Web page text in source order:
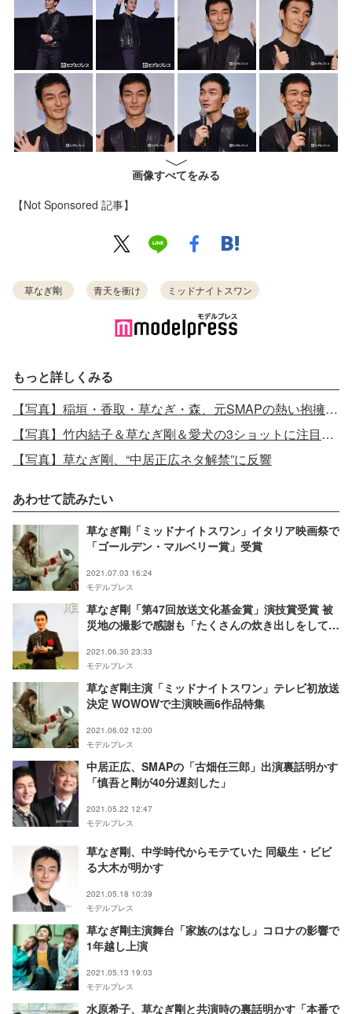
画像すべてをみる
【Not Sponsored 記事】
草なぎ剛 青天を衝け ミッドナイトスワン
もっと詳しくみる
【写真】稲垣・香取・草なぎ・森、元SMAPの熱い抱擁で涙
【写真】竹内結子＆草なぎ剛＆愛犬の3ショットに注目集まる
【写真】草なぎ剛、“中居正広ネタ解禁”に反響
あわせて読みたい
草なぎ剛「ミッドナイトスワン」イタリア映画祭で
「ゴールデン・マルベリー賞」受賞
2021.07.03 16:24
モデルプレス
草なぎ剛「第47回放送文化基金賞」演技賞受賞 被
災地の撮影で感謝も「たくさんの炊き出しをしてい
2021.06.30 23:33
モデルプレス
草なぎ剛主演「ミッドナイトスワン」テレビ初放送
決定 WOWOWで主演映画6作品特集
2021.06.02 12:00
モデルプレス
中居正広、SMAPの「古畑任三郎」出演裏話明かす
「慎吾と剛が40分遅刻した」
2021.05.22 12:47
モデルプレス
草なぎ剛、中学時代からモテていた 同級生・ビビ
る大木が明かす
2021.05.18 10:39
モデルプレス
草なぎ剛主演舞台「家族のはなし」コロナの影響で
1年越し上演
2021.05.13 19:03
モデルプレス
水原希子、草なぎ剛と共演時の裏話明かす「本番で